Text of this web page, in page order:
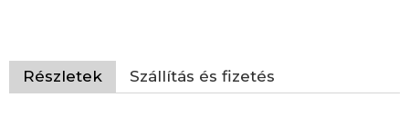
Részletek Szállítás és fizetés